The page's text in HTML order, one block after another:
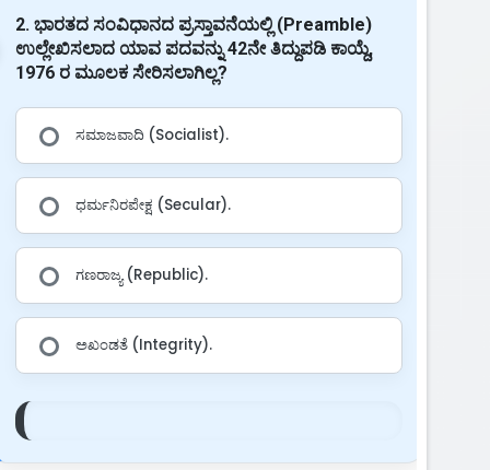
2. ಭಾರತದ ಸಂವಿಧಾನದ ಪ್ರಸ್ತಾವನೆಯಲ್ಲಿ (Preamble)
ಉಲ್ಲೇಖಿಸಲಾದ ಯಾವ ಪದವನ್ನು 42ನೇ ತಿದ್ದುಪಡಿ ಕಾಯ್ದೆ,
1976 ರ ಮೂಲಕ ಸೇರಿಸಲಾಗಿಲ್ಲ?
ಸಮಾಜವಾದಿ (Socialist).
ಧರ್ಮನಿರಪೇಕ್ಷ (Secular).
ಗಣರಾಜ್ಯ (Republic).
ಅಖಂಡತೆ (Integrity).